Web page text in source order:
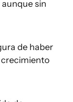
sin
de haber
crecimiento